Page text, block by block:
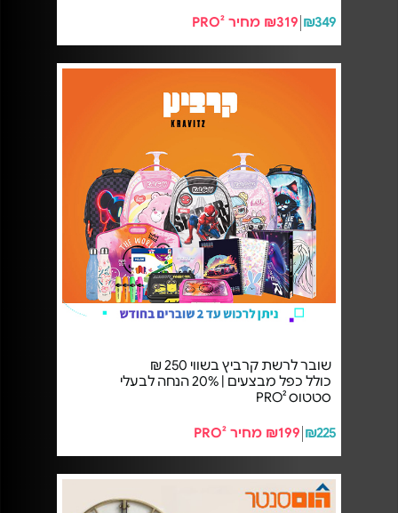
₪349 ₪319 מחיר PRO²
שובר לרשת קרביץ בשווי 250 ₪
כולל כפל מבצעים | 20% הנחה לבעלי
סטטוס PRO²
₪225 ₪199 מחיר PRO²